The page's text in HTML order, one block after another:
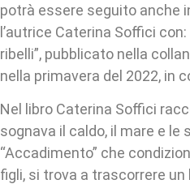
potrà essere seguito
l’autrice Caterina Soffici
ribelli”, pubblicato nella
nella primavera del 2022, in
Nel libro Caterina Soffici
sognava il caldo, il mare e le
“Accadimento” che
figli, si trova a trascorrere un